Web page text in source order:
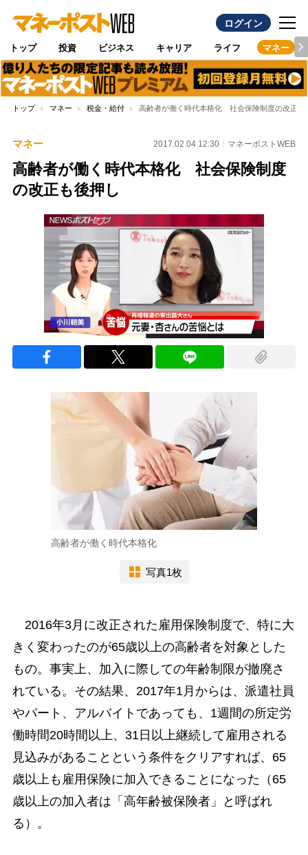
ログイン
トップ 投資 ビジネス キャリア ライフ マネー
トップ マネー 税金・給付 高齢者が働く時代本格化 社会保険制度の改正も
マネー 2017.02.04 12:30 マネーポストWEB
高齢者が働く時代本格化 社会保険制度
の改正も後押し
高齢者が働く時代本格化
写真1枚
2016年3月に改正された雇用保険制度で、特に大
きく変わったのが65歳以上の高齢者を対象とした
もの。事実上、加入に際しての年齢制限が撤廃さ
れている。その結果、2017年1月からは、派遣社員
やパート、アルバイトであっても、1週間の所定労
働時間20時間以上、31日以上継続して雇用される
見込みがあることという条件をクリアすれば、65
歳以上も雇用保険に加入できることになった（65
歳以上の加入者は「高年齢被保険者」と呼ばれ
る）。